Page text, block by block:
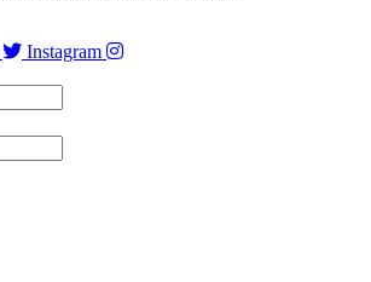
Instagram